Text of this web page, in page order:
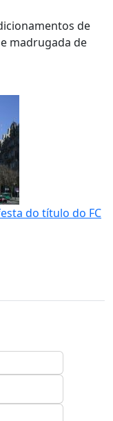
de
madrugada de
do título do FC